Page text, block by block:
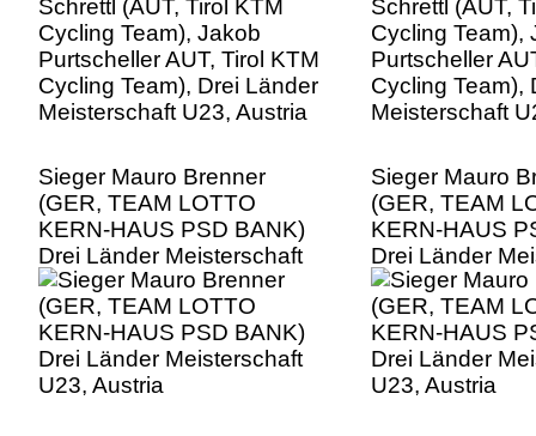
Meisterschaft U23, Austria
Meisterschaft
Sieger Mauro Brenner
(GER, TEAM LOTTO
KERN-HAUS PSD BANK)
Drei Länder Meisterschaft
U23, Austria
Sieger Mauro
(GER, TEAM
KERN-HAUS
Drei Länder
U23, Austria